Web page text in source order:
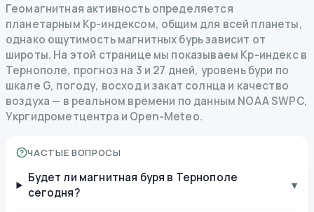
Геомагнитная активность определяется
планетарным Kp-индексом, общим для всей планеты,
однако ощутимость магнитных бурь зависит от
широты. На этой странице мы показываем Kp-индекс в
Тернополе, прогноз на 3 и 27 дней, уровень бури по
шкале G, погоду, восход и закат солнца и качество
воздуха — в реальном времени по данным NOAA SWPC,
Укргидрометцентра и Open-Meteo.
ЧАСТЫЕ ВОПРОСЫ
Будет ли магнитная буря в Тернополе
сегодня?
▾